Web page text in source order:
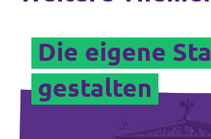
Die eigene
gestalten